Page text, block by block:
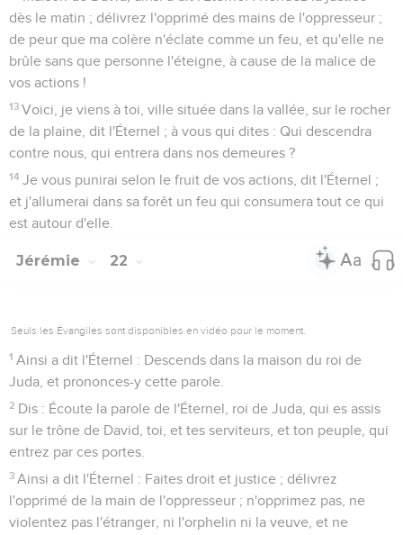
dès le matin ; délivrez l'opprimé des mains de l'oppresseur ;
de peur que ma colère n'éclate comme un feu, et qu'elle ne
brûle sans que personne l'éteigne, à cause de la malice de
vos actions !
13 Voici, je viens à toi, ville située dans la vallée, sur le rocher
de la plaine, dit l'Éternel ; à vous qui dites : Qui descendra
contre nous, qui entrera dans nos demeures ?
14 Je vous punirai selon le fruit de vos actions, dit l'Éternel ;
et j'allumerai dans sa forêt un feu qui consumera tout ce qui
est autour d'elle.
Jérémie 22
Seuls les Évangiles sont disponibles en vidéo pour le moment.
1 Ainsi a dit l'Éternel : Descends dans la maison du roi de
Juda, et prononces-y cette parole.
2 Dis : Écoute la parole de l'Éternel, roi de Juda, qui es assis
sur le trône de David, toi, et tes serviteurs, et ton peuple, qui
entrez par ces portes.
3 Ainsi a dit l'Éternel : Faites droit et justice ; délivrez
l'opprimé de la main de l'oppresseur ; n'opprimez pas, ne
violentez pas l'étranger, ni l'orphelin ni la veuve, et ne